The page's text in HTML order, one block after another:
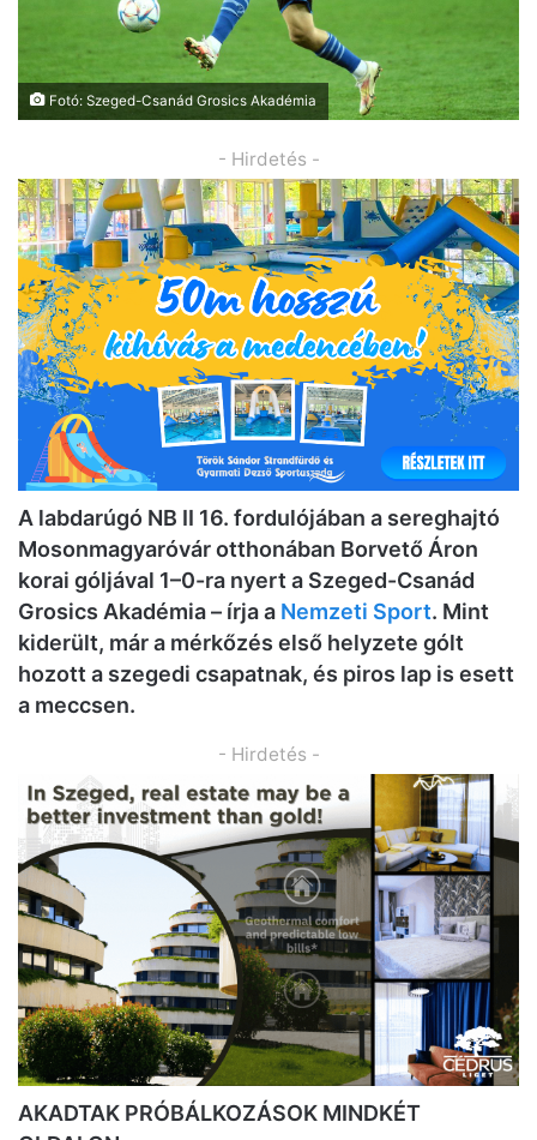
Fotó: Szeged-Csanád Grosics Akadémia
- Hirdetés -
A labdarúgó NB II 16. fordulójában a sereghajtó
Mosonmagyaróvár otthonában Borvető Áron
korai góljával 1–0-ra nyert a Szeged-Csanád
Grosics Akadémia – írja a Nemzeti Sport. Mint
kiderült, már a mérkőzés első helyzete gólt
hozott a szegedi csapatnak, és piros lap is esett
a meccsen.
- Hirdetés -
AKADTAK PRÓBÁLKOZÁSOK MINDKÉT